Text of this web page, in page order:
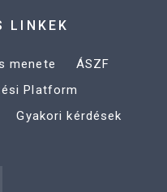
LINKEK
menete
ÁSZF
Platform
Gyakori kérdések